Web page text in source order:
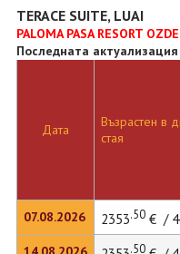
TERACE SUITE, LUAI
PALOMA PASA RESORT
Последната
Дата
07.08.2026
Възрастен в
стая
2353.50€ /
.50